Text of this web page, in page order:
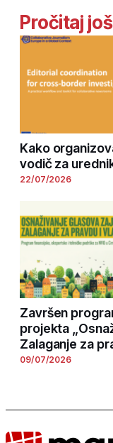
Pročitaj
Kako
vodič za
22/07/2026
Završen
projekta
Zalaganje za
09/07/2026